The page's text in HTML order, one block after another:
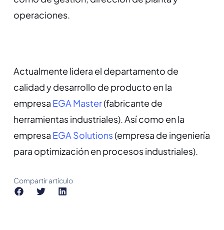
operaciones.
Actualmente lidera el departamento de
calidad y desarrollo de producto en la
empresa EGA Master(fabricante de
herramientas industriales). Así como en la
empresa EGA Solutions(empresa de ingeniería
para optimización en procesos industriales).
Compartir artículo